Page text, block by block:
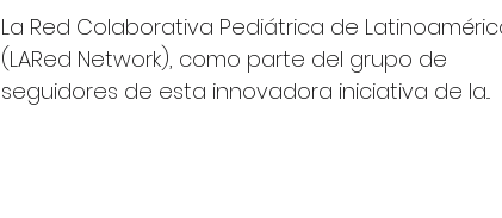
y sepsis
La Red Colaborativa Pediátrica de
(LARed Network), como parte del grupo de
seguidores de esta innovadora iniciativa de la...